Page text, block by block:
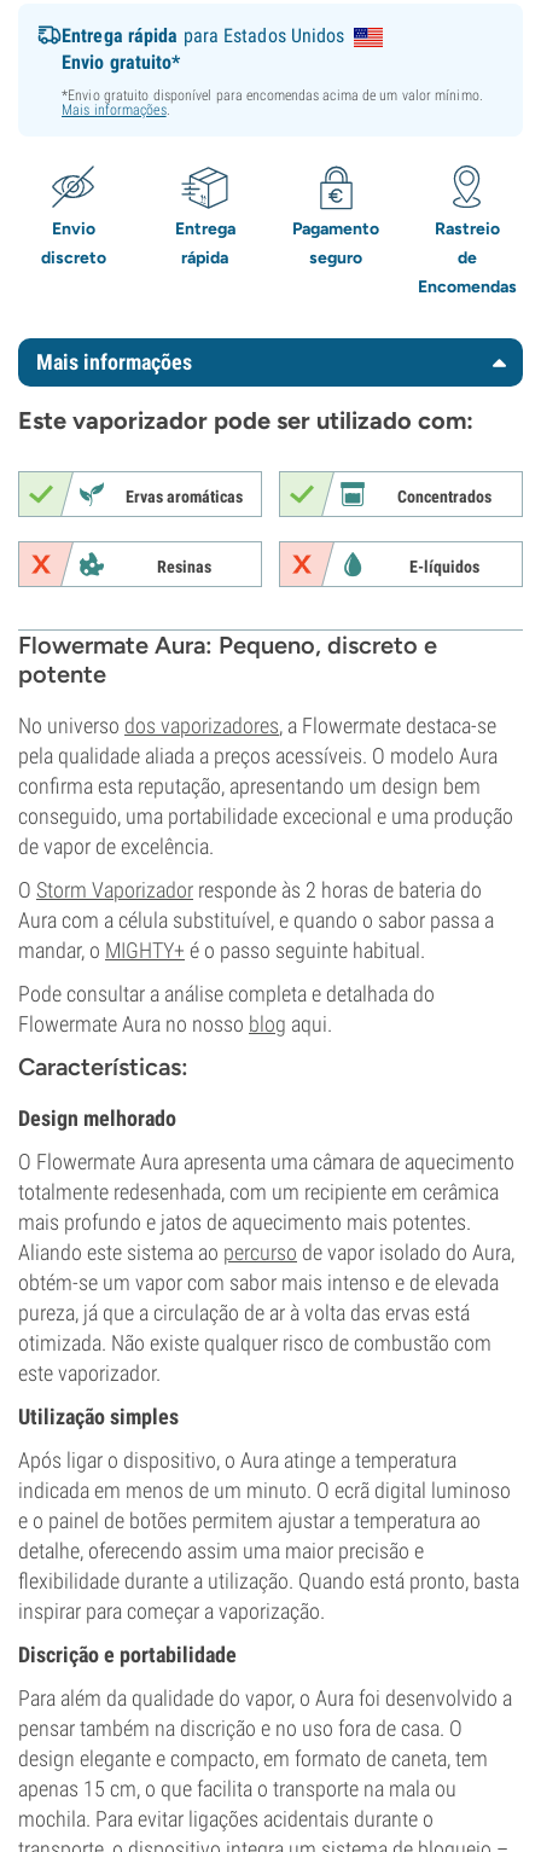
Entrega rápida para Estados Unidos
Envio gratuito*
*Envio gratuito disponível para encomendas acima de um valor mínimo.
Mais informações.
Envio
discreto
Entrega
rápida
Pagamento
seguro
Rastreio
de
Encomendas
Mais informações
Este vaporizador pode ser utilizado com:
Ervas aromáticas Concentrados
Resinas E-líquidos
Flowermate Aura: Pequeno, discreto e
potente
No universo dos vaporizadores, a Flowermate destaca-se
pela qualidade aliada a preços acessíveis. O modelo Aura
confirma esta reputação, apresentando um design bem
conseguido, uma portabilidade excecional e uma produção
de vapor de excelência.
O Storm Vaporizador responde às 2 horas de bateria do
Aura com a célula substituível, e quando o sabor passa a
mandar, o MIGHTY+ é o passo seguinte habitual.
Pode consultar a análise completa e detalhada do
Flowermate Aura no nosso blog aqui.
Características:
Design melhorado
O Flowermate Aura apresenta uma câmara de aquecimento
totalmente redesenhada, com um recipiente em cerâmica
mais profundo e jatos de aquecimento mais potentes.
Aliando este sistema ao percurso de vapor isolado do Aura,
obtém-se um vapor com sabor mais intenso e de elevada
pureza, já que a circulação de ar à volta das ervas está
otimizada. Não existe qualquer risco de combustão com
este vaporizador.
Utilização simples
Após ligar o dispositivo, o Aura atinge a temperatura
indicada em menos de um minuto. O ecrã digital luminoso
e o painel de botões permitem ajustar a temperatura ao
detalhe, oferecendo assim uma maior precisão e
flexibilidade durante a utilização. Quando está pronto, basta
inspirar para começar a vaporização.
Discrição e portabilidade
Para além da qualidade do vapor, o Aura foi desenvolvido a
pensar também na discrição e no uso fora de casa. O
design elegante e compacto, em formato de caneta, tem
apenas 15 cm, o que facilita o transporte na mala ou
mochila. Para evitar ligações acidentais durante o